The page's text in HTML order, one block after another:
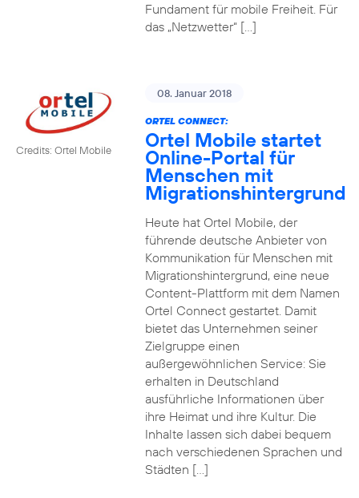
Fundament für mobile Freiheit. Für
das „Netzwetter“ […]
Credits: Ortel Mobile
08. Januar 2018
ORTEL CONNECT:
Ortel Mobile startet
Online-Portal für
Menschen mit
Migrationshintergrund
Heute hat Ortel Mobile, der
führende deutsche Anbieter von
Kommunikation für Menschen mit
Migrationshintergrund, eine neue
Content-Plattform mit dem Namen
Ortel Connect gestartet. Damit
bietet das Unternehmen seiner
Zielgruppe einen
außergewöhnlichen Service: Sie
erhalten in Deutschland
ausführliche Informationen über
ihre Heimat und ihre Kultur. Die
Inhalte lassen sich dabei bequem
nach verschiedenen Sprachen und
Städten […]